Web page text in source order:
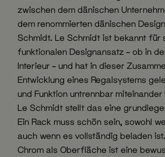
zwischen dem dänischen
dem renommierten dänischen
Schmidt. Le Schmidt ist bekannt für
funktionalen Designansatz – ob in
Interieur – und hat in dieser
Entwicklung eines Regalsystems
und Funktion untrennbar
Le Schmidt stellt das eine
Ein Rack muss schön sein, sowohl
auch wenn es vollständig beladen
Chrom als Oberfläche ist eine